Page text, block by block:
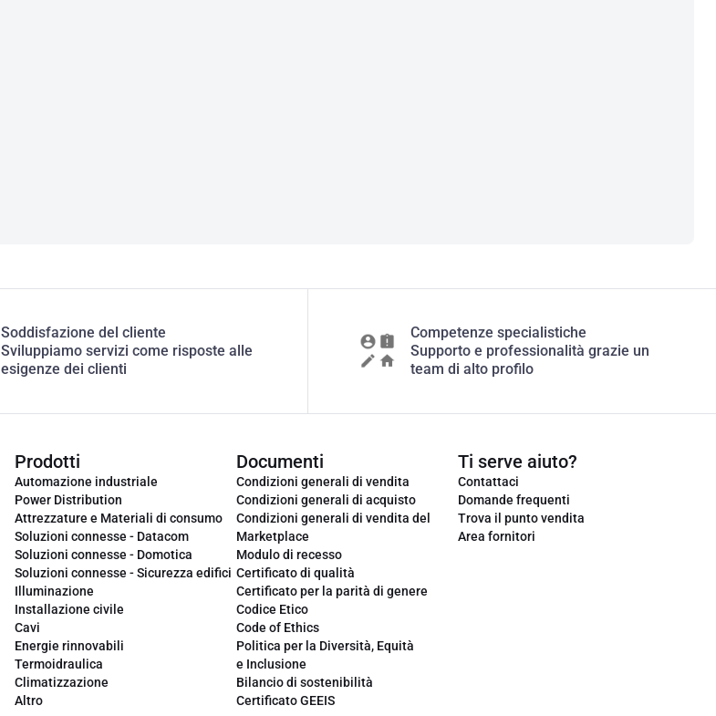
Soddisfazione del cliente
Sviluppiamo servizi come risposte alle
esigenze dei clienti
Competenze specialistiche
Supporto e professionalità grazie un
team di alto profilo
Prodotti
Automazione industriale
Power Distribution
Attrezzature e Materiali di consumo
Soluzioni connesse - Datacom
Soluzioni connesse - Domotica
Soluzioni connesse - Sicurezza edifici
Illuminazione
Installazione civile
Cavi
Energie rinnovabili
Termoidraulica
Climatizzazione
Altro
Documenti
Condizioni generali di vendita
Condizioni generali di acquisto
Condizioni generali di vendita del
Marketplace
Modulo di recesso
Certificato di qualità
Certificato per la parità di genere
Codice Etico
Code of Ethics
Politica per la Diversità, Equità
e Inclusione
Bilancio di sostenibilità
Certificato GEEIS
Ti serve aiuto?
Contattaci
Domande frequenti
Trova il punto vendita
Area fornitori